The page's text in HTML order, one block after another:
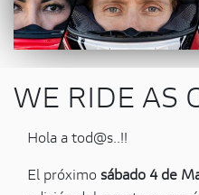
WE RIDE AS
Hola a tod@s..!!
El próximo sábado 4 de